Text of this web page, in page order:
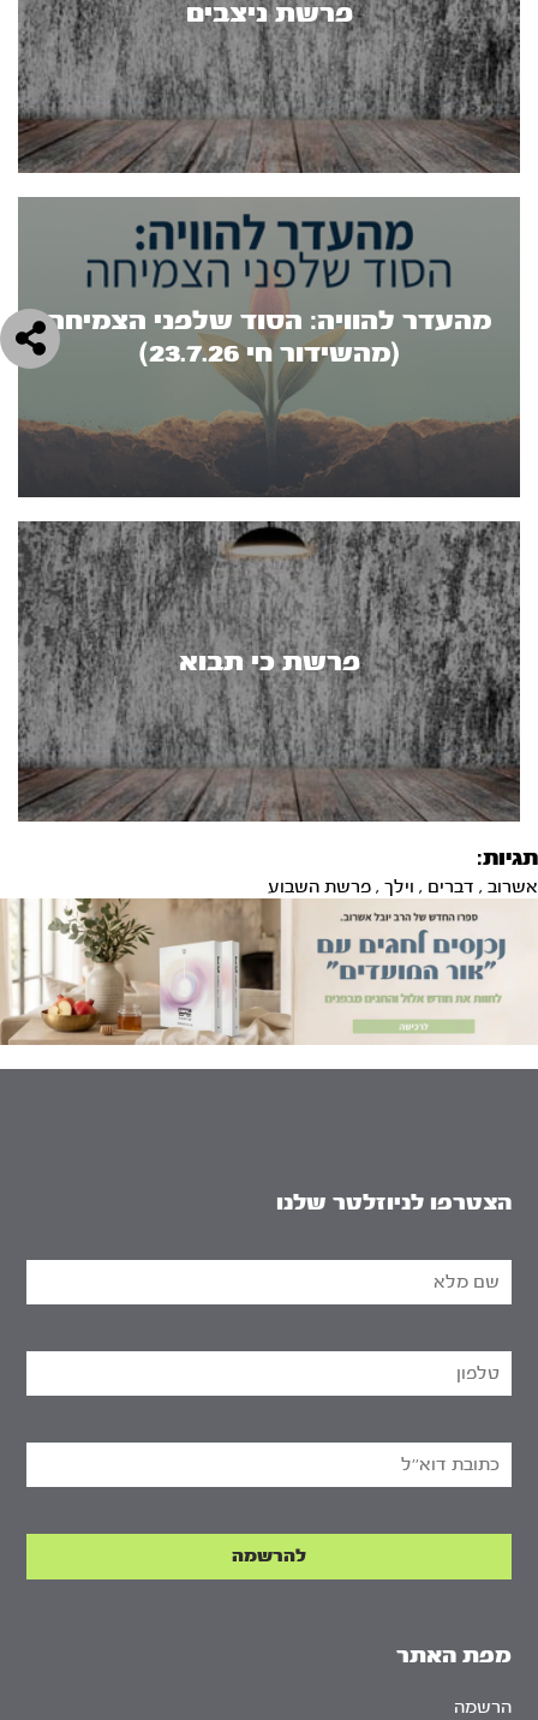
פרשת ניצבים
מהעדר להוויה: הסוד שלפני הצמיחה
(מהשידור חי 23.7.26)
פרשת כי תבוא
תגיות:
אשרוב , דברים , וילך , פרשת השבוע
מפת האתר
הרשמה
הצטרפו לניוזלטר שלנו